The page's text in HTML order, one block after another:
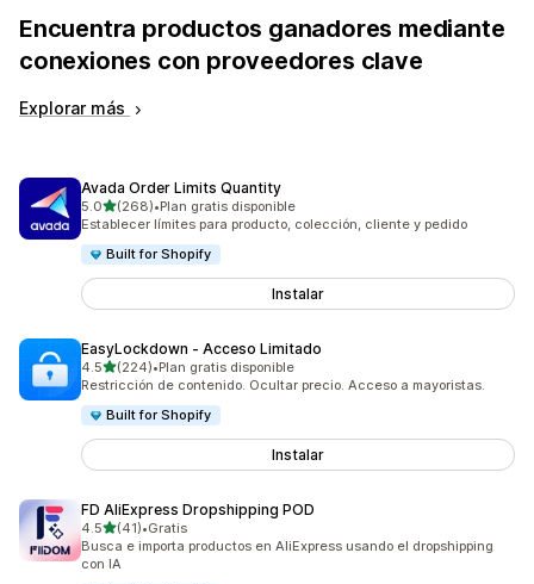
Encuentra productos ganadores mediante
conexiones con proveedores clave
Explorar más
Avada Order Limits Quantity
5.0de 5 estrellas
(268)
268 reseñas en total
•Plan gratis disponible
Establecer límites para producto, colección, cliente y pedido
Built for Shopify
Instalar
EasyLockdown ‑ Acceso Limitado
4.5de 5 estrellas
(224)
224 reseñas en total
•Plan gratis disponible
Restricción de contenido. Ocultar precio. Acceso a mayoristas.
Built for Shopify
Instalar
FD AliExpress Dropshipping POD
4.5de 5 estrellas
(41)
41 reseñas en total
•Gratis
Busca e importa productos en AliExpress usando el dropshipping
con IA